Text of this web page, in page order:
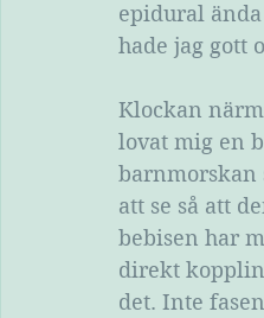
epidural
hade jag gott
Klockan
lovat mig en
barnmorskan
att se så att
bebisen har
direkt
det. Inte